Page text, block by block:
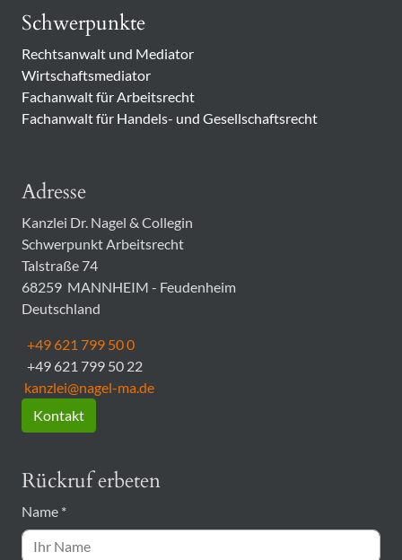
Schwerpunkte
Rechtsanwalt und Mediator
Wirtschaftsmediator
Fachanwalt für Arbeitsrecht
Fachanwalt für Handels- und Gesellschaftsrecht
Adresse
Kanzlei Dr. Nagel & Collegin
Schwerpunkt Arbeitsrecht
Talstraße 74
68259 MANNHEIM - Feudenheim
Deutschland
+49 621 799 50 0
+49 621 799 50 22
kanzlei@nagel-ma.de
Kontakt
Rückruf erbeten
Name *